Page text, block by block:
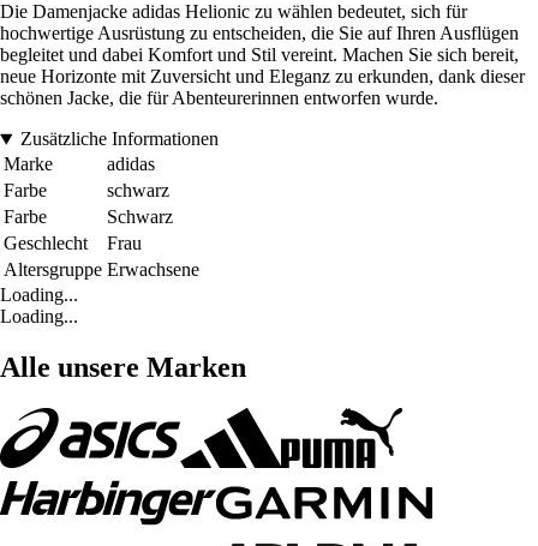
Die Damenjacke adidas Helionic zu wählen bedeutet, sich für
hochwertige Ausrüstung zu entscheiden, die Sie auf Ihren Ausflügen
begleitet und dabei Komfort und Stil vereint. Machen Sie sich bereit,
neue Horizonte mit Zuversicht und Eleganz zu erkunden, dank dieser
schönen Jacke, die für Abenteurerinnen entworfen wurde.
Zusätzliche Informationen
Marke
adidas
Farbe
schwarz
Farbe
Schwarz
Geschlecht
Frau
Altersgruppe Erwachsene
Loading...
Loading...
Alle unsere Marken